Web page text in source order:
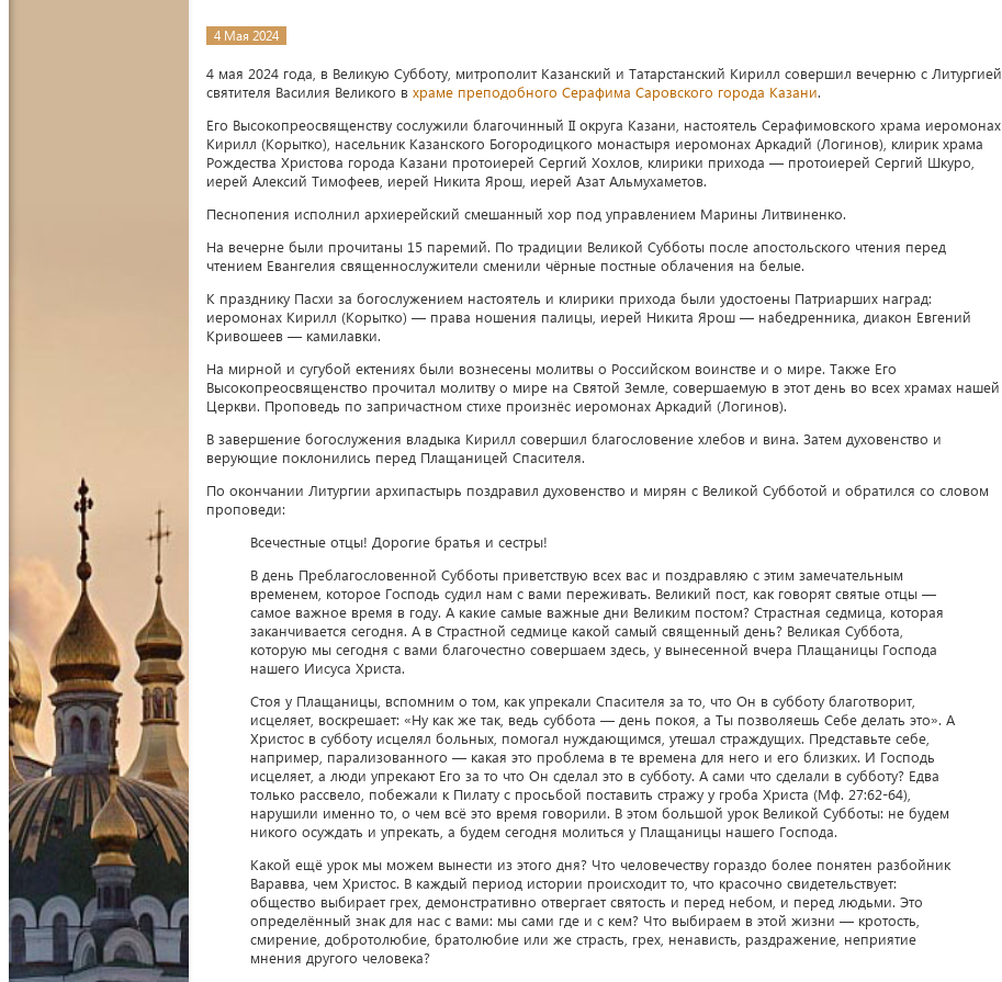
4 Мая 2024
4 мая 2024 года, в Великую Субботу, митрополит Казанский и Татарстанский Кирилл совершил вечерню с Литургией
святителя Василия Великого в храме преподобного Серафима Саровского города Казани.
Его Высокопреосвященству сослужили благочинный II округа Казани, настоятель Серафимовского храма иеромонах
Кирилл (Корытко), насельник Казанского Богородицкого монастыря иеромонах Аркадий (Логинов), клирик храма
Рождества Христова города Казани протоиерей Сергий Хохлов, клирики прихода — протоиерей Сергий Шкуро,
иерей Алексий Тимофеев, иерей Никита Ярош, иерей Азат Альмухаметов.
Песнопения исполнил архиерейский смешанный хор под управлением Марины Литвиненко.
На вечерне были прочитаны 15 паремий. По традиции Великой Субботы после апостольского чтения перед
чтением Евангелия священнослужители сменили чёрные постные облачения на белые.
К празднику Пасхи за богослужением настоятель и клирики прихода были удостоены Патриарших наград:
иеромонах Кирилл (Корытко) — права ношения палицы, иерей Никита Ярош — набедренника, диакон Евгений
Кривошеев — камилавки.
На мирной и сугубой ектениях были вознесены молитвы о Российском воинстве и о мире. Также Его
Высокопреосвященство прочитал молитву о мире на Святой Земле, совершаемую в этот день во всех храмах нашей
Церкви. Проповедь по запричастном стихе произнёс иеромонах Аркадий (Логинов).
В завершение богослужения владыка Кирилл совершил благословение хлебов и вина. Затем духовенство и
верующие поклонились перед Плащаницей Спасителя.
По окончании Литургии архипастырь поздравил духовенство и мирян с Великой Субботой и обратился со словом
проповеди:
Всечестные отцы! Дорогие братья и сестры!
В день Преблагословенной Субботы приветствую всех вас и поздравляю с этим замечательным
временем, которое Господь судил нам с вами переживать. Великий пост, как говорят святые отцы —
самое важное время в году. А какие самые важные дни Великим постом? Страстная седмица, которая
заканчивается сегодня. А в Страстной седмице какой самый священный день? Великая Суббота,
которую мы сегодня с вами благочестно совершаем здесь, у вынесенной вчера Плащаницы Господа
нашего Иисуса Христа.
Стоя у Плащаницы, вспомним о том, как упрекали Спасителя за то, что Он в субботу благотворит,
исцеляет, воскрешает: «Ну как же так, ведь суббота — день покоя, а Ты позволяешь Себе делать это». А
Христос в субботу исцелял больных, помогал нуждающимся, утешал страждущих. Представьте себе,
например, парализованного — какая это проблема в те времена для него и его близких. И Господь
исцеляет, а люди упрекают Его за то что Он сделал это в субботу. А сами что сделали в субботу? Едва
только рассвело, побежали к Пилату с просьбой поставить стражу у гроба Христа (Мф. 27:62-64),
нарушили именно то, о чем всё это время говорили. В этом большой урок Великой Субботы: не будем
никого осуждать и упрекать, а будем сегодня молиться у Плащаницы нашего Господа.
Какой ещё урок мы можем вынести из этого дня? Что человечеству гораздо более понятен разбойник
Варавва, чем Христос. В каждый период истории происходит то, что красочно свидетельствует:
общество выбирает грех, демонстративно отвергает святость и перед небом, и перед людьми. Это
определённый знак для нас с вами: мы сами где и с кем? Что выбираем в этой жизни — кротость,
смирение, добротолюбие, братолюбие или же страсть, грех, ненависть, раздражение, неприятие
мнения другого человека?